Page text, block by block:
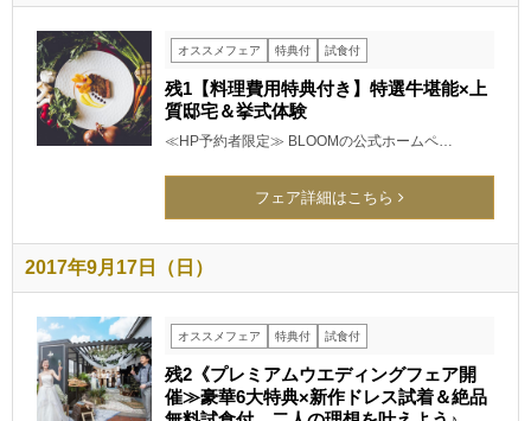
オススメフェア 特典付 試食付
残1【料理費用特典付き】特選牛堪能×上
質邸宅＆挙式体験
≪HP予約者限定≫ BLOOMの公式ホームペ…
フェア詳細はこちら
2017年9月17日（日）
オススメフェア 特典付 試食付
残2《プレミアムウエディングフェア開
催≫豪華6大特典×新作ドレス試着＆絶品